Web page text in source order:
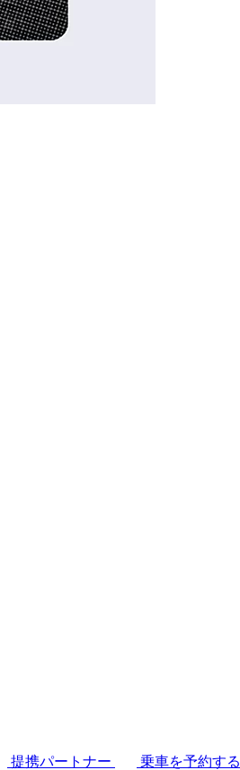
提携パートナー 乗車を予約する